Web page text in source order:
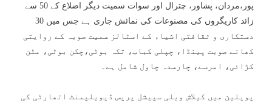
پور،مردان، پشاور، چترال اور سوات سمیت دیگر اضلاع کے 50 سے
زائد کاریگروں کی مصنوعات کی نمائش جاری ہے جس میں 30
دستکاری و ثقافتی اشیاء کے اسٹالز سمیت صوبہ کے روایتی
کھانے صوبت پینڈا، چپلی کباب، تکہ بوٹی،چکن بوٹی، مٹن
کڑائی، امرسے، چارسدہ چاول شامل ہے۔
پویلین میں کیلاش ویلی سپیشل پرپس ڈیویلپمنٹ اتھارٹی کی